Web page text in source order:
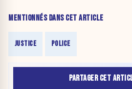
MENTIONNÉS DANS CET ARTICLE
JUSTICE POLICE
PARTAGER CET